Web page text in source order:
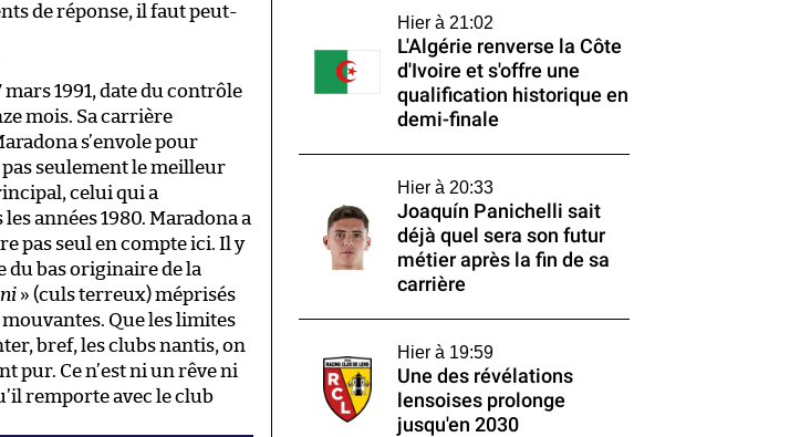
de réponse, il faut peut-
mars 1991, date du contrôle
mois. Sa carrière
s’envole pour
pas seulement le meilleur
celui qui a
années 1980. Maradona a
pas seul en compte ici. Il y
du bas originaire de la
» (culs terreux) méprisés
Que les limites
bref, les clubs nantis, on
pur. Ce n’est ni un rêve ni
remporte avec le club
Hier à 21:02
L'Algérie renverse la Côte
d'Ivoire et s'offre une
qualification historique en
demi-finale
Hier à 20:33
Joaquín Panichelli sait
déjà quel sera son futur
métier après la fin de sa
carrière
Hier à 19:59
Une des révélations
lensoises prolonge
jusqu'en 2030